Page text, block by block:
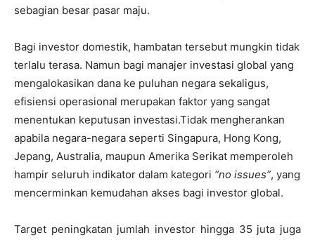
sebagian besar pasar maju.
Bagi investor domestik, hambatan tersebut mungkin tidak
terlalu terasa. Namun bagi manajer investasi global yang
mengalokasikan dana ke puluhan negara sekaligus,
efisiensi operasional merupakan faktor yang sangat
menentukan keputusan investasi.Tidak mengherankan
apabila negara-negara seperti Singapura, Hong Kong,
Jepang, Australia, maupun Amerika Serikat memperoleh
hampir seluruh indikator dalam kategori “no issues”, yang
mencerminkan kemudahan akses bagi investor global.
Target peningkatan jumlah investor hingga 35 juta juga